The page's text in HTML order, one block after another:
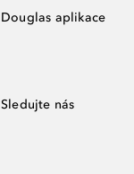
Douglas aplikace
Sledujte nás